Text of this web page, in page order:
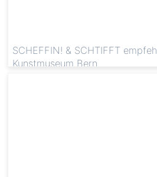
SCHEFFIN! & SCHTIFFT
Kunstmuseum Bern